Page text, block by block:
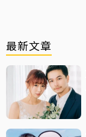
最新文章